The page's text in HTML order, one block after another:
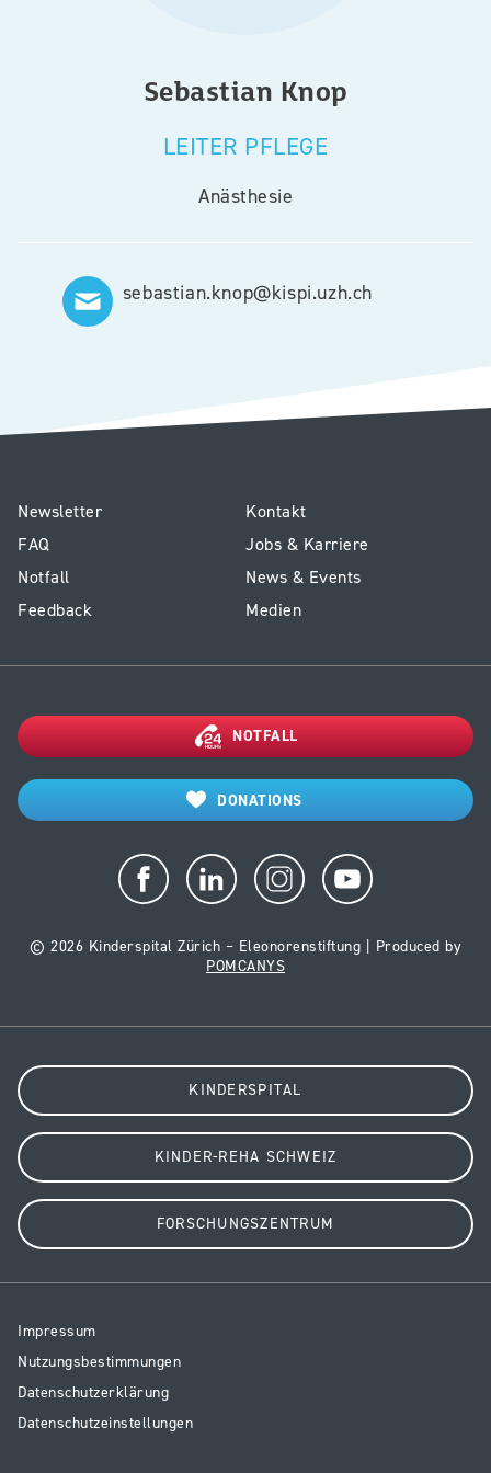
Sebastian Knop
LEITER PFLEGE
Anästhesie
sebastian.knop@kispi.uzh.ch
E1
-
Footer
Kinderspital
Newsletter
FAQ
Notfall
Feedback
Service
Kinderspital
Kontakt
Jobs & Karriere
News & Events
Medien
NOTFALL
DONATIONS
© 2026 Kinderspital Zürich – Eleonorenstiftung | Produced by
POMCANYS
KINDERSPITAL
KINDER-REHA SCHWEIZ
FORSCHUNGSZENTRUM
Resp
Legal
Impressum
Nutzungsbestimmungen
Datenschutzerklärung
Datenschutzeinstellungen